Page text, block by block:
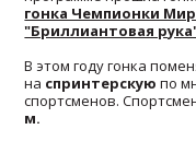
гонка Чемпионки
"Бриллиантовая
В этом году гонка
на спринтерскую по
спортсменов.
м.